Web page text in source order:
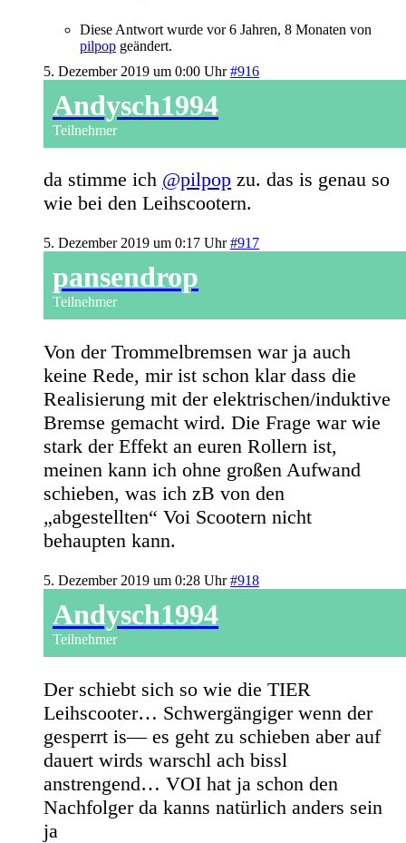
Diese Antwort wurde vor 6 Jahren, 8 Monaten von
pilpop geändert.
5. Dezember 2019 um 0:00 Uhr #916
Andysch1994
Teilnehmer
da stimme ich @pilpop zu. das is genau so
wie bei den Leihscootern.
5. Dezember 2019 um 0:17 Uhr #917
pansendrop
Teilnehmer
Von der Trommelbremsen war ja auch
keine Rede, mir ist schon klar dass die
Realisierung mit der elektrischen/induktive
Bremse gemacht wird. Die Frage war wie
stark der Effekt an euren Rollern ist,
meinen kann ich ohne großen Aufwand
schieben, was ich zB von den
„abgestellten“ Voi Scootern nicht
behaupten kann.
5. Dezember 2019 um 0:28 Uhr #918
Andysch1994
Teilnehmer
Der schiebt sich so wie die TIER
Leihscooter… Schwergängiger wenn der
gesperrt is— es geht zu schieben aber auf
dauert wirds warschl ach bissl
anstrengend… VOI hat ja schon den
Nachfolger da kanns natürlich anders sein
ja